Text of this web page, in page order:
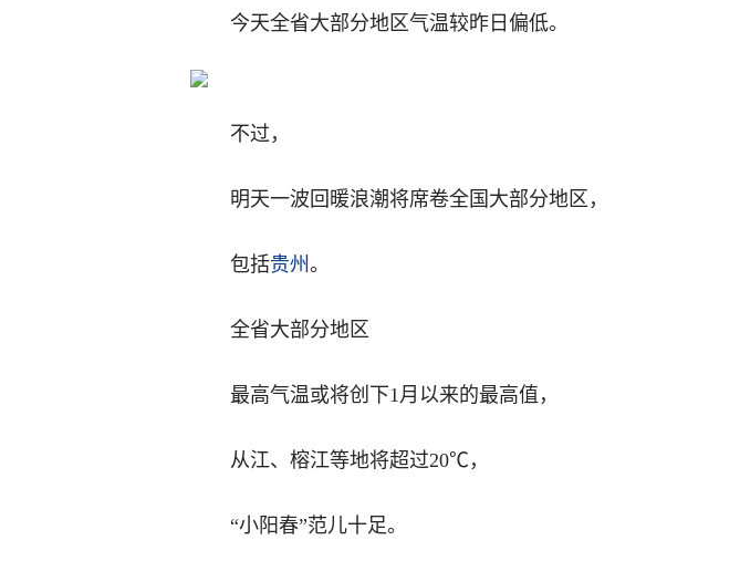
今天全省大部分地区气温较昨日偏低。
不过，
明天一波回暖浪潮将席卷全国大部分地区，
包括贵州 。
全省大部分地区
最高气温或将创下1月以来的最高值，
从江、榕江等地将超过20℃，
“小阳春”范儿十足。